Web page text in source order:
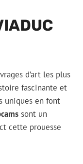
d’art les plus
fascinante et
uniques en font
sont un
cette prouesse